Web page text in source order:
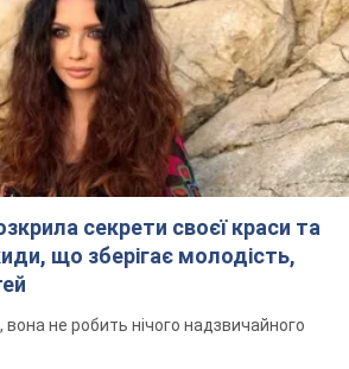
секрети своєї краси та
що зберігає молодість,
не робить нічого надзвичайного